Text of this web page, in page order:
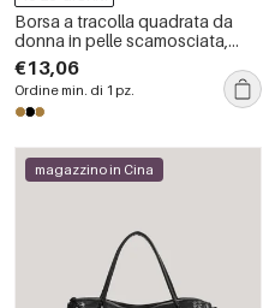
Borsa a tracolla quadrata da
donna in pelle scamosciata,
tinta unita, con borchie e
dettagli in metallo, stile casual.
€13,06
Ordine min. di 1 pz.
magazzino in Cina